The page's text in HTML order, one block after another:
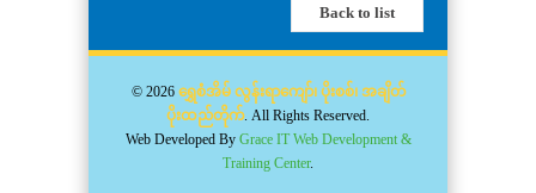
Back to list
© 2026 ရွှေစံအိမ် လွန်းရာကျော်၊ ပိုးစစ်၊ အချိတ်
ပိုးထည်တိုက်. All Rights Reserved.
Web Developed By Grace IT Web Development &
Training Center.